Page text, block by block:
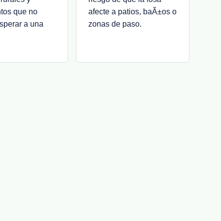
que no
a una
afecte a patios, baÃ±os o
zonas de paso.